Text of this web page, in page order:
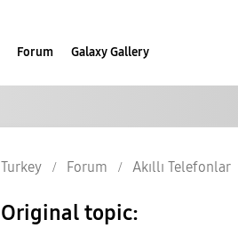
Forum Galaxy Gallery
Turkey Forum Akıllı Telefonlar
Original topic: